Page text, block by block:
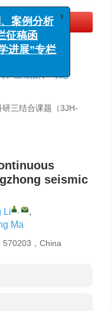
KB)
征
, 王锡娇, 马龙
三结合课题（3JH-
seismic
Li ,
,
Ma
570203，China
x
案例分析
征稿函
进展”专栏